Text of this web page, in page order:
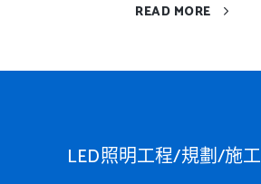
READ MORE
LED照明工程/規劃/施工